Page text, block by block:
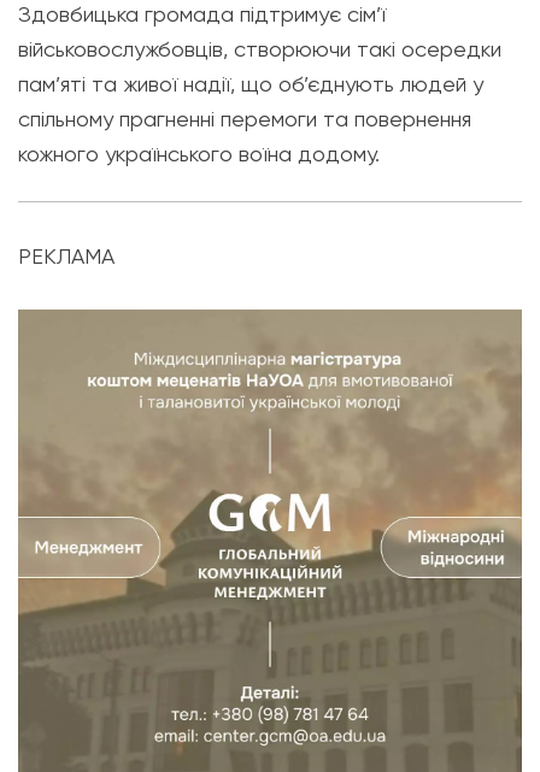
Здовбицька громада підтримує сім’ї
військовослужбовців, створюючи такі осередки
пам’яті та живої надії, що об’єднують людей у
спільному прагненні перемоги та повернення
кожного українського воїна додому.
РЕКЛАМА